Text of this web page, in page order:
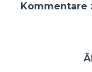
Kommentare